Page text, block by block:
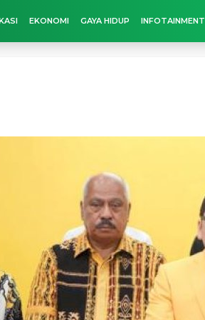
EKONOMI GAYA HIDUP INFOTAINMENT